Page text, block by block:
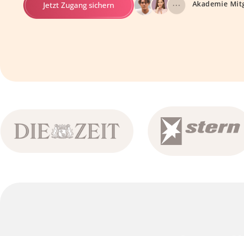
Jetzt Zugang sichern
Akademie